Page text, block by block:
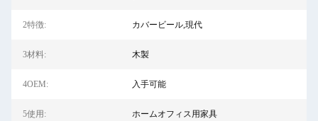
2特徴: カバービール,現代
3材料: 木製
4OEM: 入手可能
5使用: ホームオフィス用家具